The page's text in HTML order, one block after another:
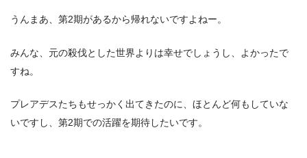
うんまあ、第2期があるから帰れないですよねー。
みんな、元の殺伐とした世界よりは幸せでしょうし、よかったで
すね。
プレアデスたちもせっかく出てきたのに、ほとんど何もしていな
いですし、第2期での活躍を期待したいです。